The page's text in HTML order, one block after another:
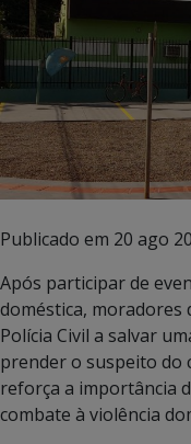
Publicado em 20 ago
Após participar de
doméstica, moradores
Polícia Civil a salvar
prender o suspeito do
reforça a importância
combate à violência